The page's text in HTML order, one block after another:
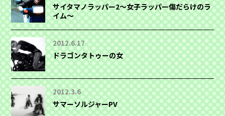
サイタマノラッパー2〜女子ラッパー傷だらけのラ
イム〜
2012.6.17
ドラゴンタトゥーの女
2012.3.6
サマーソルジャーPV